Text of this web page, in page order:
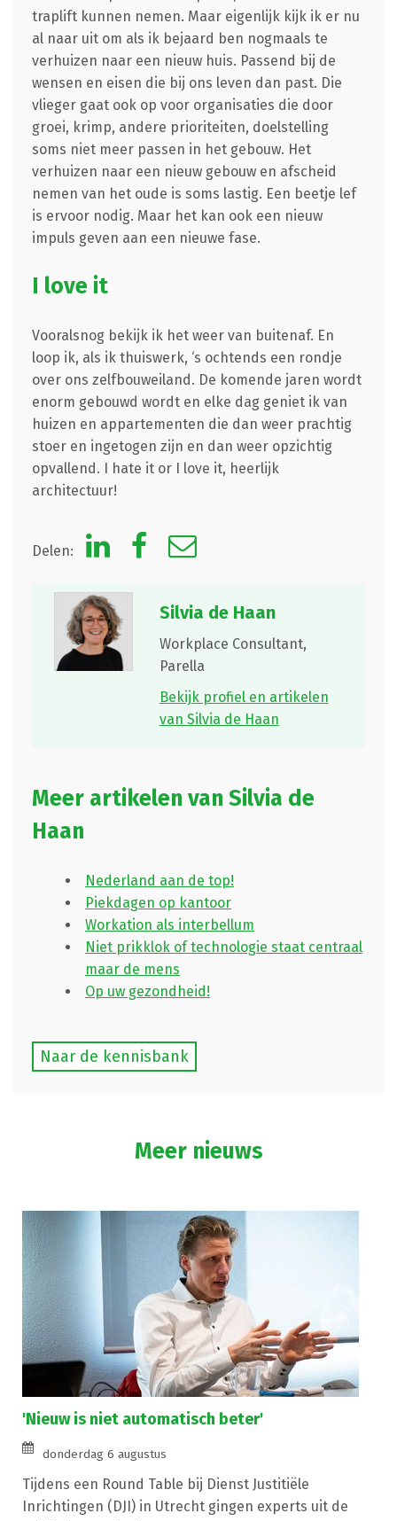
traplift kunnen nemen. Maar eigenlijk kijk ik er nu
al naar uit om als ik bejaard ben nogmaals te
verhuizen naar een nieuw huis. Passend bij de
wensen en eisen die bij ons leven dan past. Die
vlieger gaat ook op voor organisaties die door
groei, krimp, andere prioriteiten, doelstelling
soms niet meer passen in het gebouw. Het
verhuizen naar een nieuw gebouw en afscheid
nemen van het oude is soms lastig. Een beetje lef
is ervoor nodig. Maar het kan ook een nieuw
impuls geven aan een nieuwe fase.
I love it
Vooralsnog bekijk ik het weer van buitenaf. En
loop ik, als ik thuiswerk, ‘s ochtends een rondje
over ons zelfbouweiland. De komende jaren wordt
enorm gebouwd wordt en elke dag geniet ik van
huizen en appartementen die dan weer prachtig
stoer en ingetogen zijn en dan weer opzichtig
opvallend. I hate it or I love it, heerlijk
architectuur!
Delen:
Silvia de Haan
Workplace Consultant,
Parella
Bekijk profiel en artikelen
van Silvia de Haan
Meer artikelen van Silvia de
Haan
Nederland aan de top!
Piekdagen op kantoor
Workation als interbellum
Niet prikklok of technologie staat centraal
maar de mens
Op uw gezondheid!
Naar de kennisbank
Meer nieuws
'Nieuw is niet automatisch beter'
donderdag 6 augustus
Tijdens een Round Table bij Dienst Justitiële
Inrichtingen (DJI) in Utrecht gingen experts uit de